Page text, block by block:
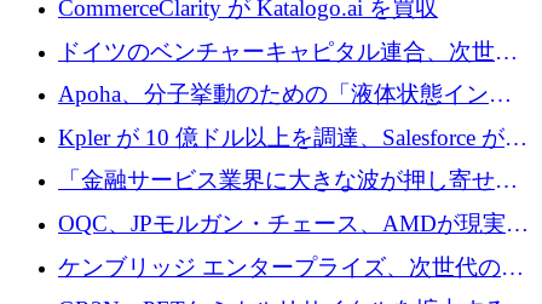
CommerceClarity が Katalogo.ai を買収
ドイツのベンチャーキャピタル連合、次世代
スタートアップの成長に向けて機関投資家へ
の資本シフトを呼びかけ
Apoha、分子挙動のための「液体状態インテ
リジェンス」を構築するために3,600万ドルを
かけてステルス状態から出現
Kpler が 10 億ドル以上を調達、Salesforce が
Contentful を買収、Built in Europe キャンペー
ンを開始
「金融サービス業界に大きな波が押し寄せて
いる」と「欧州初のAIネイティブ銀行」のボ
スが語る
OQC、JPモルガン・チェース、AMDが現実世
界のフィンテック・アプリケーションを探索
するためにQuantum-AIデータセンターを立ち
ケンブリッジ エンタープライズ、次世代のデ
ィープテック創設者向けにロンドンの出発点